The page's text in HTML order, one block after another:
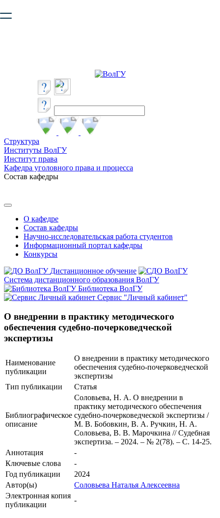
безопасную работу с сайтом. Пожалуйста
Структура
Институты ВолГУ
Институт права
Кафедра уголовного права и процесса
Состав кафедры
О кафедре
Состав кафедры
Научно-исследовательская работа студентов
Информационный портал кафедры
Конкурсы
Дистанционное обучение
Система дистанционного образования ВолГУ
Библиотека ВолГУ
Сервис "Личный кабинет"
О внедрении в практику методического
обеспечения судебно-почерковедческой
экспертизы
Наименование
публикации
О внедрении в практику методического
обеспечения судебно-почерковедческой
экспертизы
Тип публикации
Статья
Библиографическое
описание
Соловьева, Н. А. О внедрении в
практику методического обеспечения
судебно-почерковедческой экспертизы /
М. В. Бобовкин, В. А. Ручкин, Н. А.
Соловьева, В. В. Марочкина // Судебная
экспертиза. – 2024. – № 2(78). – С. 14-25.
Аннотация
-
Ключевые cлова
-
Год публикации
2024
Автор(ы)
Соловьева Наталья Алексеевна
Электронная копия
публикации
-